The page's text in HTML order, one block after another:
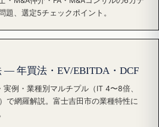
題、選定5チェックポイント。
— 年買法・EV/EBITDA・DCF
例・業種別マルチプル（IT 4〜8倍、
で網羅解説。富士吉田市の業種特性に